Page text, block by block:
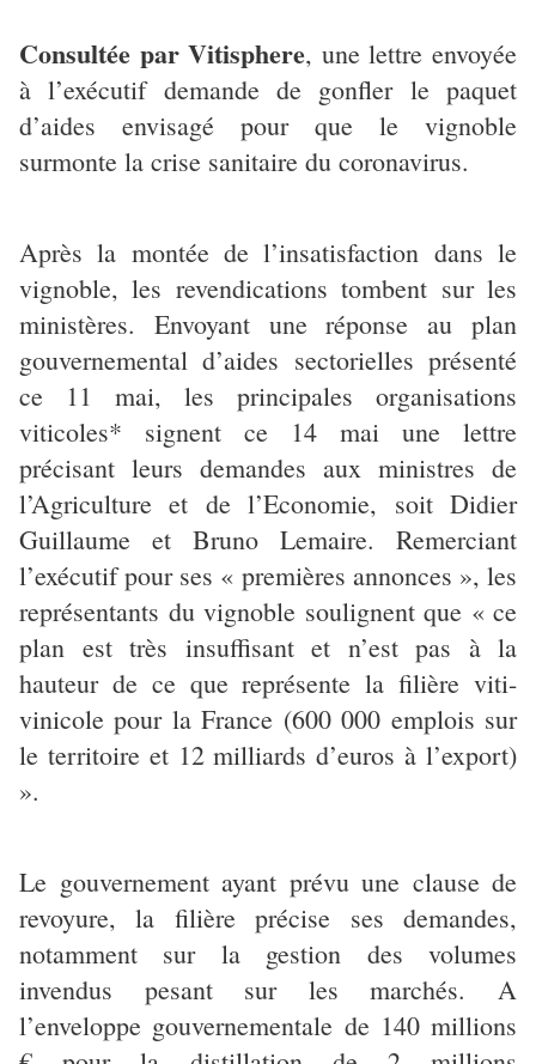
Consultée par Vitisphere, une lettre envoyée
à l’exécutif demande de gonfler le paquet
d’aides envisagé pour que le vignoble
surmonte la crise sanitaire du coronavirus.
Après la montée de l’insatisfaction dans le
vignoble, les revendications tombent sur les
ministères. Envoyant une réponse au plan
gouvernemental d’aides sectorielles présenté
ce 11 mai, les principales organisations
viticoles* signent ce 14 mai une lettre
précisant leurs demandes aux ministres de
l’Agriculture et de l’Economie, soit Didier
Guillaume et Bruno Lemaire. Remerciant
l’exécutif pour ses « premières annonces », les
représentants du vignoble soulignent que « ce
plan est très insuffisant et n’est pas à la
hauteur de ce que représente la filière viti-
vinicole pour la France (600 000 emplois sur
le territoire et 12 milliards d’euros à l’export)
».
Le gouvernement ayant prévu une clause de
revoyure, la filière précise ses demandes,
notamment sur la gestion des volumes
invendus pesant sur les marchés. A
l’enveloppe gouvernementale de 140 millions